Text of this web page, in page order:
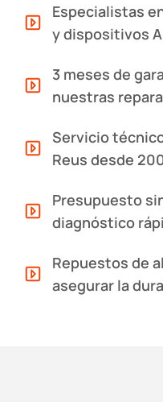
Especialistas
y dispositivos
3 meses de
nuestras
Servicio
Reus desde
Presupuesto
diagnóstico
Repuestos de
asegurar la